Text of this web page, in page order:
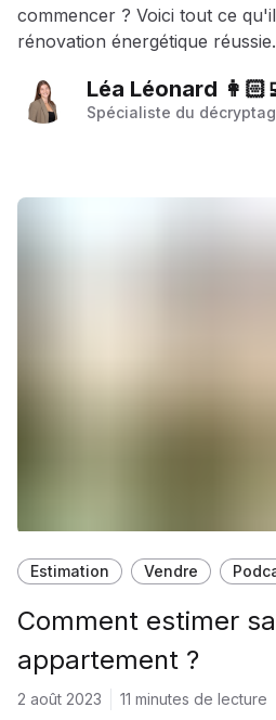
commencer ? Voici tout ce
rénovation énergétique réussie.
Léa Léonard
Spécialiste du
Estimation Vendre
Comment estimer
appartement ?
2 août 2023 11 minutes de lecture